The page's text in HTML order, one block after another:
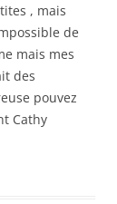
, mais
de
mais mes
des
pouvez
Cathy